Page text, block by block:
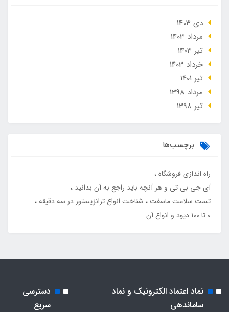
دی 1403
مرداد 1403
تير 1403
خرداد 1403
تير 1401
مرداد 1398
تير 1398
برچسب‌ها
راه اندازی فروشگاه
آی جی بی تی و هر آنچه باید راجع به آن بدانید
تست سلامت ماسفت
شناخت انواع ترانزیستور در سه دقیقه
0 تا 100 دیود و انواع آن
نماد اعتماد الکترونیک و نماد
ساماندهی
دسترسی
سریع